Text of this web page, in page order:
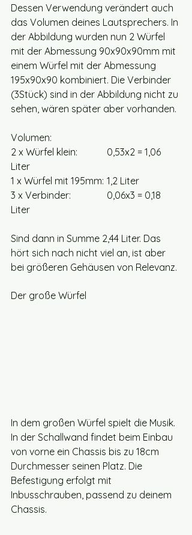
Dessen Verwendung verändert auch
das Volumen deines Lautsprechers. In
der Abbildung wurden nun 2 Würfel
mit der Abmessung 90x90x90mm mit
einem Würfel mit der Abmessung
195x90x90 kombiniert. Die Verbinder
(3Stück) sind in der Abbildung nicht zu
sehen, wären später aber vorhanden.
Volumen:
2 x Würfel klein: 		0,53x2 = 1,06
Liter
1 x Würfel mit 195mm:	1,2 Liter
3 x Verbinder: 		0,06x3 = 0,18
Liter
Sind dann in Summe 2,44 Liter. Das
hört sich nach nicht viel an, ist aber
bei größeren Gehäusen von Relevanz.
Der große Würfel
In dem großen Würfel spielt die Musik.
In der Schallwand findet beim Einbau
von vorne ein Chassis bis zu 18cm
Durchmesser seinen Platz. Die
Befestigung erfolgt mit
Inbusschrauben, passend zu deinem
Chassis.